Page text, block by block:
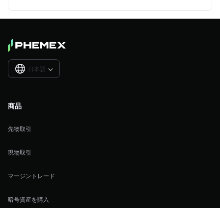
日本語 
商品
先物取引
現物取引
マージントレード
暗号資産を購入